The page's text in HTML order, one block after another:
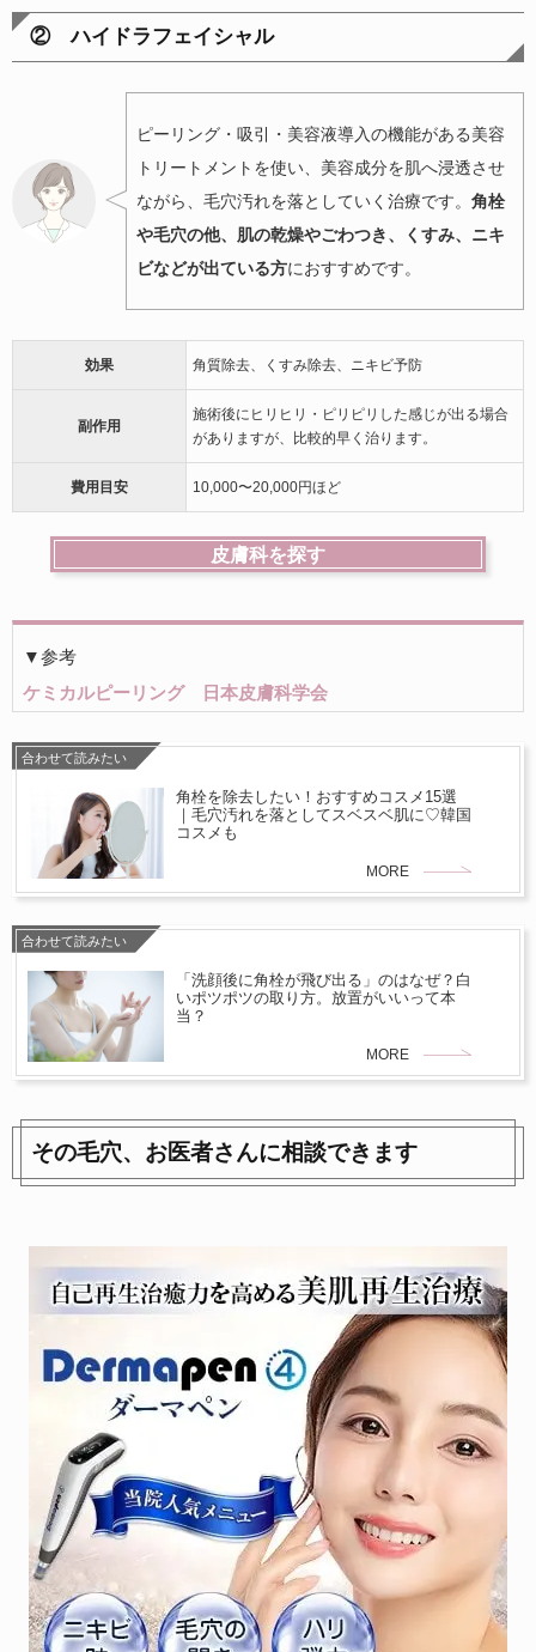
② ハイドラフェイシャル
ピーリング・吸引・美容液導入の機能がある美容
トリートメントを使い、美容成分を肌へ浸透させ
ながら、毛穴汚れを落としていく治療です。 角栓
や毛穴の他、肌の乾燥やごわつき、くすみ、ニキ
ビなどが出ている方におすすめです。
効果 角質除去、くすみ除去、ニキビ予防
副作用
施術後にヒリヒリ・ピリピリした感じが出る場合
がありますが、比較的早く治ります。
費用目安 10,000〜20,000円ほど
皮膚科を探す
▼参考
ケミカルピーリング 日本皮膚科学会
合わせて読みたい
角栓を除去したい！おすすめコスメ15選
｜毛穴汚れを落としてスベスベ肌に♡韓国
コスメも
MORE
合わせて読みたい
「洗顔後に角栓が飛び出る」のはなぜ？白
いポツポツの取り方。放置がいいって本
当？
MORE
その毛穴、お医者さんに相談できます